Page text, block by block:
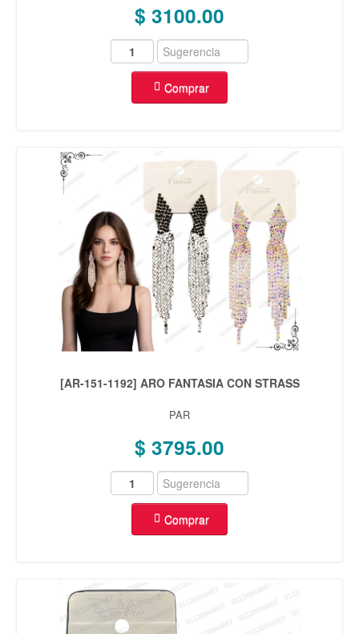
$ 3100.00
Comprar
[AR-151-1192] ARO FANTASIA CON STRASS
PAR
$ 3795.00
Comprar